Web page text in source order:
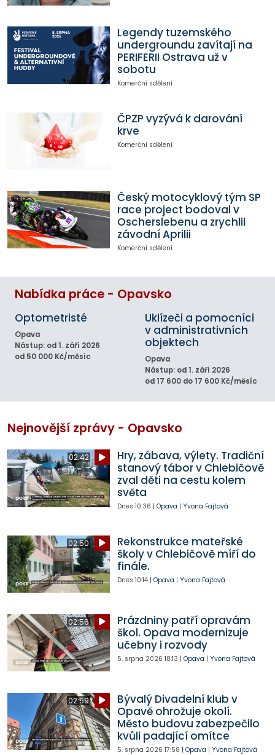
Legendy tuzemského
undergroundu zavítají na
PERIFERII Ostrava už v
sobotu
Komerční sdělení
ČPZP vyzývá k darování
krve
Komerční sdělení
Český motocyklový tým SP
race project bodoval v
Oscherslebenu a zrychlil
závodní Aprilii
Komerční sdělení
Nabídka práce - Opavsko
Optometristé
Opava
Nástup: od 1. září 2026
od 50 000 Kč/měsíc
Uklízeči a pomocníci
v administrativních
objektech
Opava
Nástup: od 1. září 2026
od 17 600 do 17 600 Kč/měsíc
Nejnovější zprávy - Opavsko
02:42
Hry, zábava, výlety. Tradiční
stanový tábor v Chlebičově
zval děti na cestu kolem
světa
Dnes 10:36 | Opava | Yvona Fajtová
02:50
Rekonstrukce mateřské
školy v Chlebičově míří do
finále.
Dnes 10:14| Opava | Yvona Fajtová
02:56
Prázdniny patří opravám
škol. Opava modernizuje
učebny i rozvody
5. srpna 2026 18:13 | Opava | Yvona Fajtová
02:59
Bývalý Divadelní klub v
Opavě ohrožuje okolí.
Město budovu zabezpečilo
kvůli padající omítce
5. srpna 2026 17:58 | Opava | Yvona Fajtová